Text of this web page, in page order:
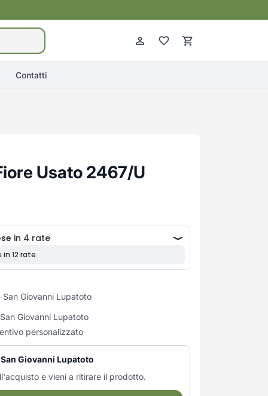
Contatti
Usato 2467/U
Giovanni Lupatoto
Giovanni Lupatoto
personalizzato
Giovanni Lupatoto
e vieni a ritirare il prodotto.